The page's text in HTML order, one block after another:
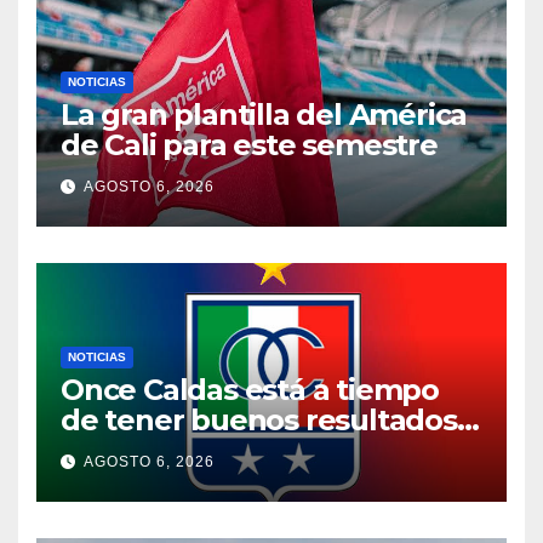
NOTICIAS
La gran plantilla del América
de Cali para este semestre
AGOSTO 6, 2026
NOTICIAS
Once Caldas está a tiempo
de tener buenos resultados
en el fpc
AGOSTO 6, 2026